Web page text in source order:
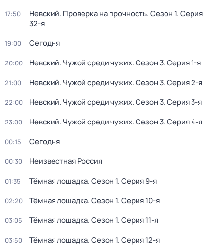
17:50 Невский. Проверка на прочность. Сезон 1. Серия
32-я
19:00 Сегодня
20:00 Невский. Чужой среди чужих. Сезон 3. Серия 1-я
21:00 Невский. Чужой среди чужих. Сезон 3. Серия 2-я
22:00 Невский. Чужой среди чужих. Сезон 3. Серия 3-я
23:00 Невский. Чужой среди чужих. Сезон 3. Серия 4-я
00:15 Сегодня
00:30 Неизвестная Россия
01:35 Тёмная лошадка. Сезон 1. Серия 9-я
02:20 Тёмная лошадка. Сезон 1. Серия 10-я
03:05 Тёмная лошадка. Сезон 1. Серия 11-я
03:50 Тёмная лошадка. Сезон 1. Серия 12-я